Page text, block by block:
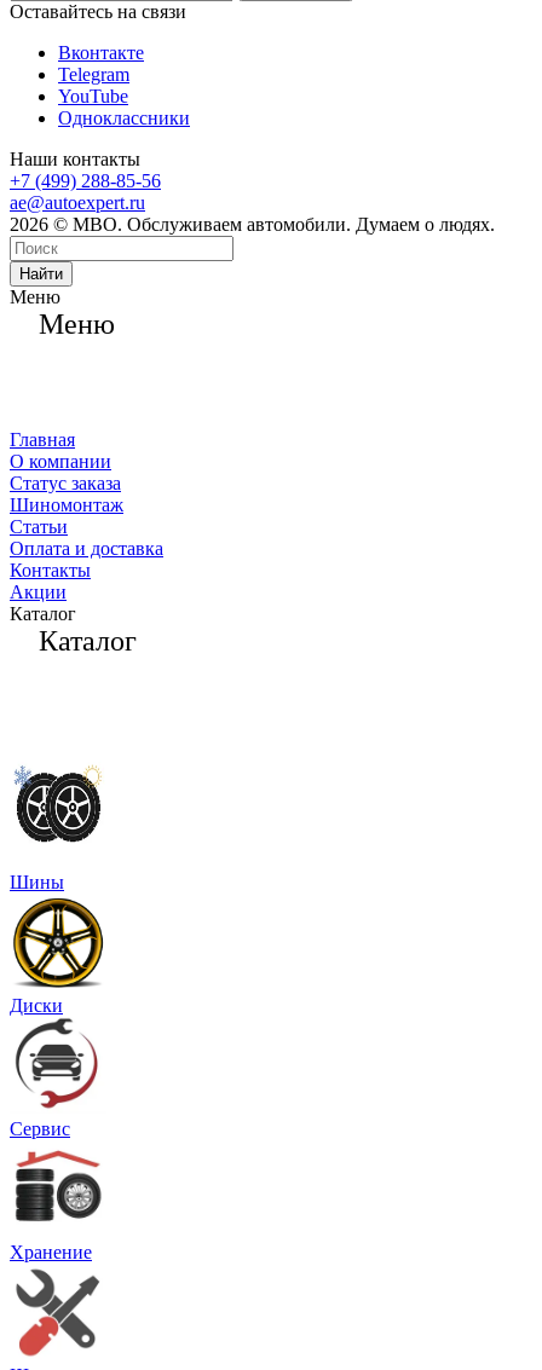
Оставайтесь на связи
Вконтакте
Telegram
YouTube
Одноклассники
Наши контакты
+7 (499) 288-85-56
ae@autoexpert.ru
2026 © МВО. Обслуживаем автомобили. Думаем о людях.
Найти
Меню
Меню
Главная
О компании
Статус заказа
Шиномонтаж
Статьи
Оплата и доставка
Контакты
Акции
Каталог
Каталог
Шины
Диски
Сервис
Хранение